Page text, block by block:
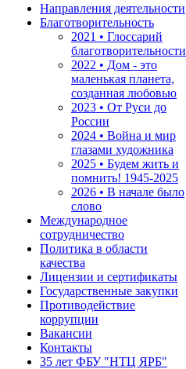
Направления деятельности
Благотворительность
2021 • Глоссарий
благотворительности
2022 • Дом - это
маленькая планета,
созданная любовью
2023 • От Руси до
России
2024 • Война и мир
глазами художника
2025 • Будем жить и
помнить! 1945-2025
2026 • В начале было
слово
Международное
сотрудничество
Политика в области
качества
Лицензии и сертификаты
Государственные закупки
Противодействие
коррупции
Вакансии
Контакты
35 лет ФБУ "НТЦ ЯРБ"